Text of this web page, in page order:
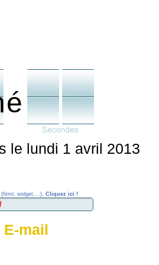
le lundi 1 avril 2013
(html, widget,...), Cliquez ici !
mail